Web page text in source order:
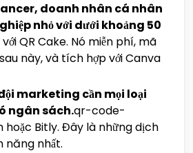
doanh nhân cá nhân
nhỏ với dưới khoảng 50
với QR Cake. Nó miễn phí, mã
này, và tích hợp với Canva
marketing cần mọi loại
ngân sách.qr-code-
Bitly. Đây là những dịch
năng nhất.